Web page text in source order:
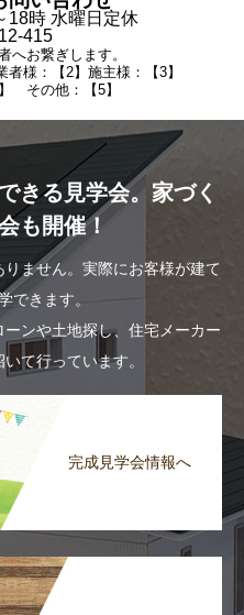
18時 水曜日定休
415
へお繋ぎします。
者様：【2】施主様：【3】
その他：【5】
きる見学会。家づく
も開催！
ません。実際にお客様が建て
できます。
ンや土地探し、住宅メーカー
て行っています。
完成見学会情報へ